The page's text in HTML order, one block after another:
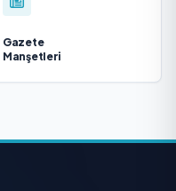
Gazete
Manşetleri